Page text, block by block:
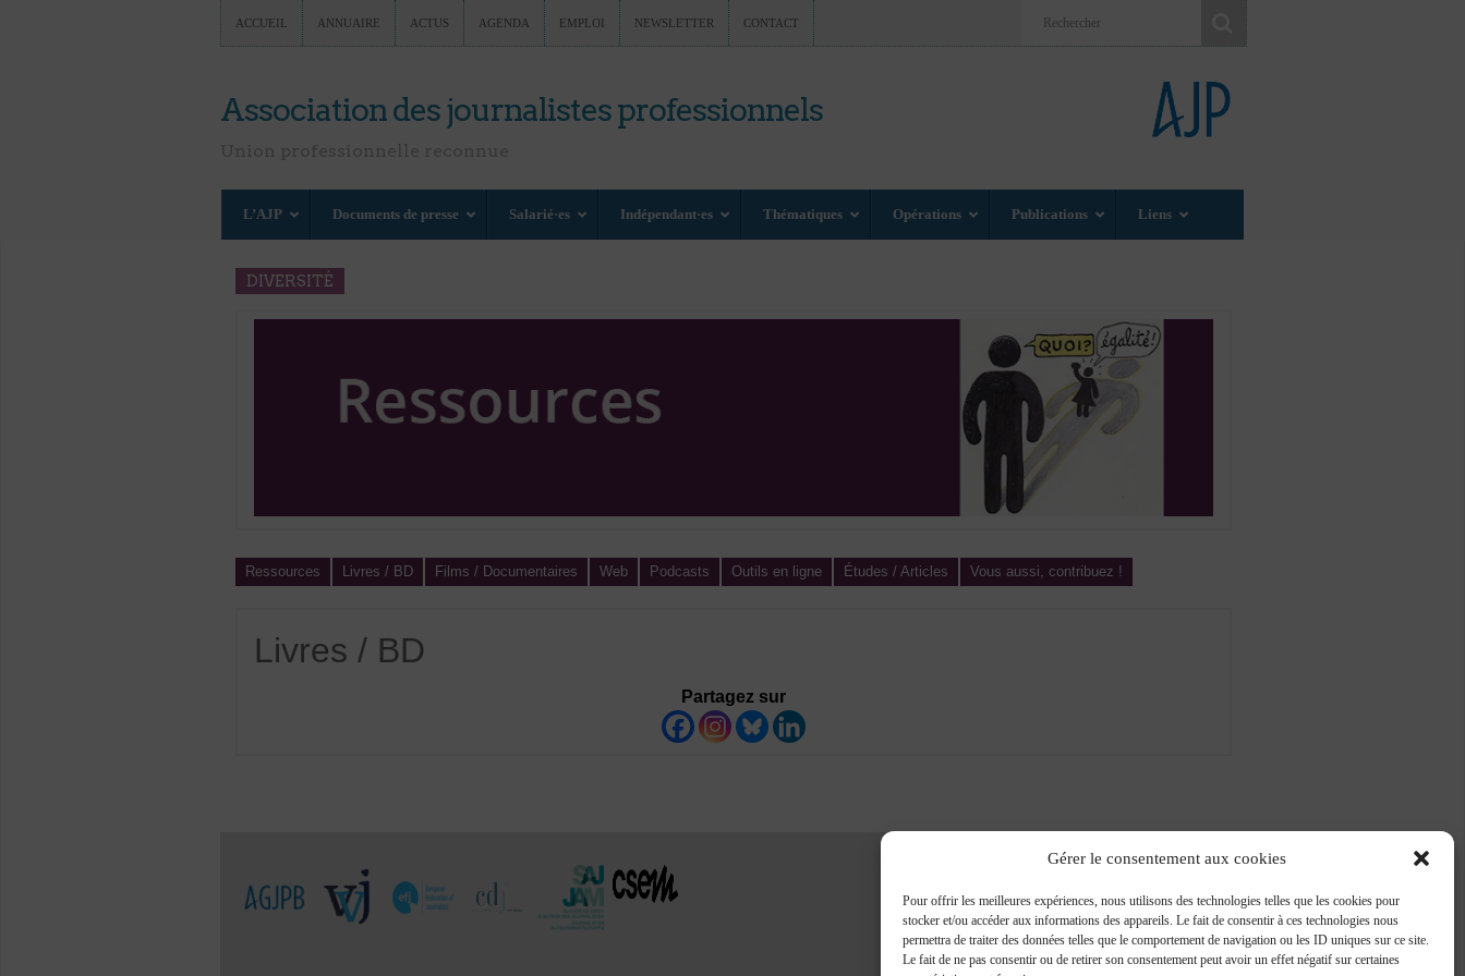
Gérer le consentement aux cookies
Pour offrir les meilleures expériences, nous utilisons des technologies telles que les cookies pour
stocker et/ou accéder aux informations des appareils. Le fait de consentir à ces technologies nous
permettra de traiter des données telles que le comportement de navigation ou les ID uniques sur ce site.
Le fait de ne pas consentir ou de retirer son consentement peut avoir un effet négatif sur certaines
ACCUEIL ANNUAIRE ACTUS AGENDA EMPLOI NEWSLETTER CONTACT
Association des journalistes professionnels
L’AJP Documents de presse Salarié·es Indépendant·es Thématiques Opérations Publications Liens
DIVERSITÉ
Ressources Livres / BD Films / Documentaires Web Podcasts Outils en ligne Études / Articles Vous aussi, contribuez !
Livres / BD
Partagez sur